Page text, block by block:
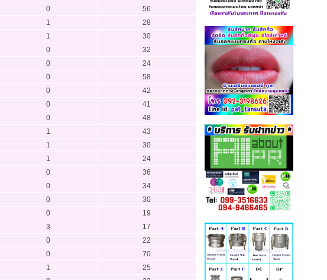
0
56
1
28
1
30
0
32
0
24
0
58
0
42
0
41
0
48
1
43
1
30
1
24
0
36
0
34
0
30
0
19
3
17
0
22
0
70
1
25